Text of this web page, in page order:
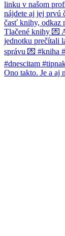
Ono takto. Je a aj